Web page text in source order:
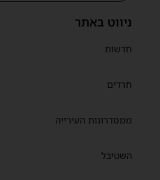
ניווט באתר
חדשות
חרדים
ממסדרונות העירייה
השטיבל